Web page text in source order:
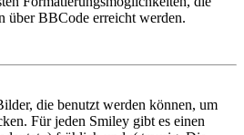
über BBCode erreicht werden.
die benutzt werden können, um
Für jeden Smiley gibt es einen